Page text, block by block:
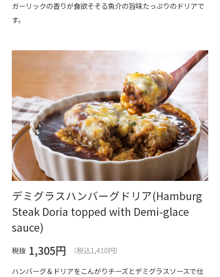
ガーリックの香りが食欲そそる魚介の旨味たっぷりのドリアで
す。
デミグラスハンバーグドリア(Hamburg
Steak Doria topped with Demi-glace
sauce)
税抜 1,305円
（税込1,410円）
ハンバーグ＆ドリアをこんがりチーズとデミグラスソースで仕